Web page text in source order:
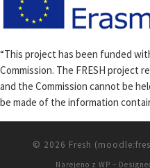
“This project has been funded
Commission. The FRESH project
and the Commission cannot be
be made of the information
© 2026 Fresh
Narejeno z WP –